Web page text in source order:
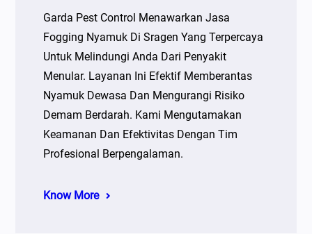
Garda Pest Control Menawarkan Jasa
Fogging Nyamuk Di Sragen Yang Terpercaya
Untuk Melindungi Anda Dari Penyakit
Menular. Layanan Ini Efektif Memberantas
Nyamuk Dewasa Dan Mengurangi Risiko
Demam Berdarah. Kami Mengutamakan
Keamanan Dan Efektivitas Dengan Tim
Profesional Berpengalaman.
Know More